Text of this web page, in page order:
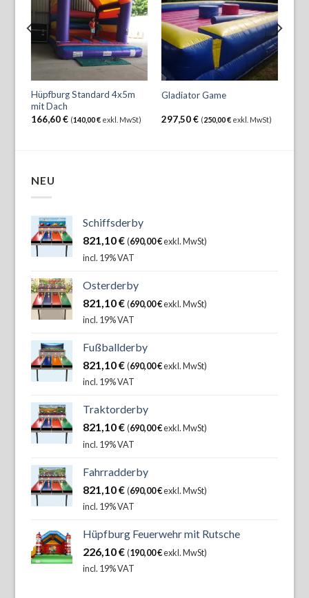
Hüpfburg Standard 4x5m
mit Dach
166,60€ (140,00€ exkl. MwSt)
Gladiator Game
297,50€ (250,00€exkl. MwSt)
NEU
Schiffsderby
821,10€ (690,00€exkl. MwSt)
incl. 19% VAT
Osterderby
821,10€ (690,00€exkl. MwSt)
incl. 19% VAT
Fußballderby
821,10€ (690,00€exkl. MwSt)
incl. 19% VAT
Traktorderby
821,10€ (690,00€exkl. MwSt)
incl. 19% VAT
Fahrradderby
821,10€ (690,00€exkl. MwSt)
incl. 19% VAT
Hüpfburg Feuerwehr mit Rutsche
226,10€ (190,00€exkl. MwSt)
incl. 19% VAT